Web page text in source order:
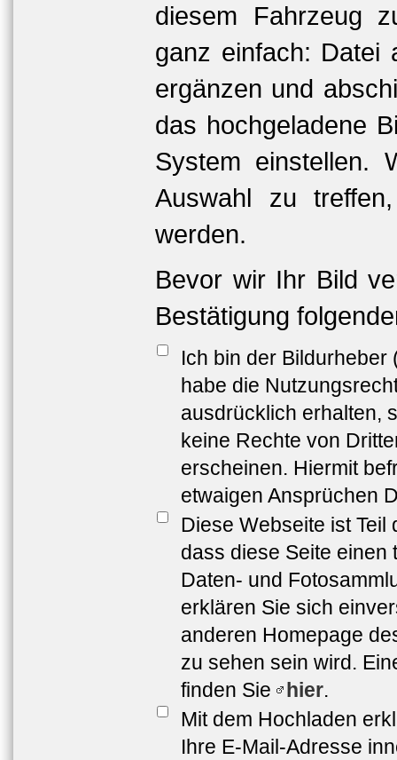
diesem Fahrzeug
ganz einfach: Datei
ergänzen und
das hochgeladene
System einstellen.
Auswahl zu
werden.
Bevor wir Ihr Bild
Bestätigung
Ich bin der
habe die
ausdrücklich erhalten,
keine Rechte von
erscheinen. Hiermit
etwaigen Ansprüchen
Diese Webseite ist Teil
dass diese Seite einen
Daten- und
erklären Sie sich
anderen Homepage
zu sehen sein wird.
finden Sie
hier.
Mit dem Hochladen
Ihre E-Mail-Adresse